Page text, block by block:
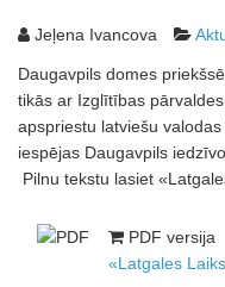
Jeļena Ivancova
Daugavpils domes
tikās ar Izglītības
apspriestu latviešu
iespējas Daugavpils
Pilnu tekstu lasiet
PDF versija
«Latgales